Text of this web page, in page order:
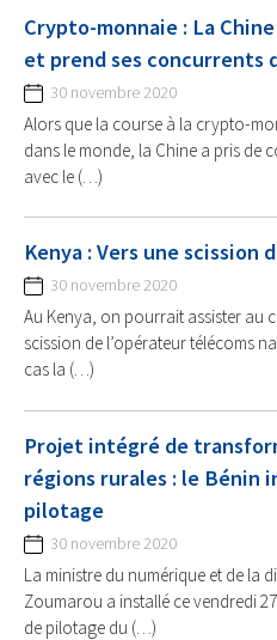
Crypto-monnaie : La
et prend ses concurrents
30 novembre 2020
Alors que la course à la crypto-
dans le monde, la Chine a pris de
avec le (…)
Kenya : Vers une scission
30 novembre 2020
Au Kenya, on pourrait assister au
scission de l’opérateur télécoms
cas la (…)
Projet intégré de
régions rurales : le Bénin
pilotage
30 novembre 2020
La ministre du numérique et de la
Zoumarou a installé ce vendredi
de pilotage du (…)